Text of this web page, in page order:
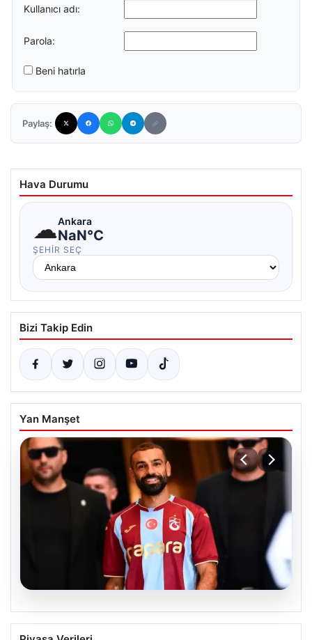
Kullanıcı adı:
Parola:
Beni hatırla
Paylaş:
Hava Durumu
☁Ankara
NaN°C
ŞEHIR SEÇ
Bizi Takip Edin
Yan Manşet
07.08.2026
Trabzonspor’un Göztepe Maçı Kadrosu